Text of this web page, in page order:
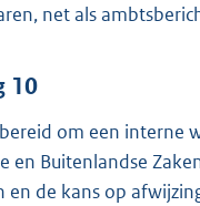
net als
10
om een interne
en Buitenlandse
en de kans op